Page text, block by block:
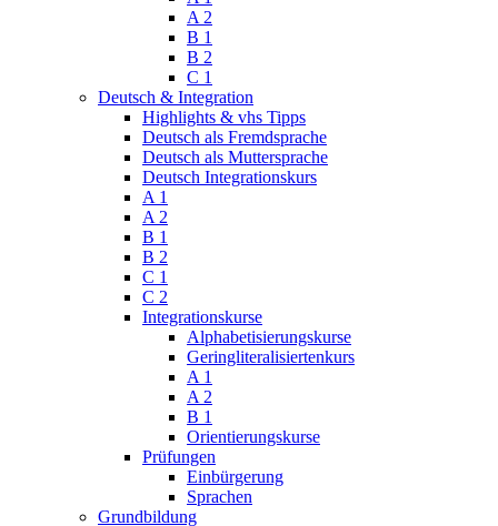
A 2
B 1
B 2
C 1
Deutsch & Integration
Highlights & vhs Tipps
Deutsch als Fremdsprache
Deutsch als Muttersprache
Deutsch Integrationskurs
A 1
A 2
B 1
B 2
C 1
C 2
Integrationskurse
Alphabetisierungskurse
Geringliteralisiertenkurs
A 1
A 2
B 1
Orientierungskurse
Prüfungen
Einbürgerung
Sprachen
Grundbildung